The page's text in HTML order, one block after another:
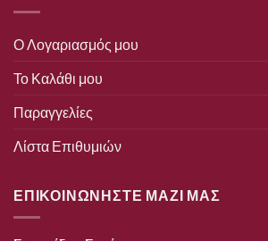
Ο Λογαριασμός μου
Το Καλάθι μου
Παραγγελίες
Λίστα Επιθυμιών
ΕΠΙΚΟΙΝΩΝΗΣΤΕ ΜΑΖΙ ΜΑΣ